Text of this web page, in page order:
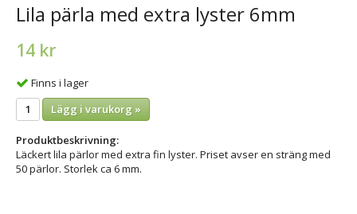
Lila pärla med extra lyster 6mm
14 kr
Finns i lager
Lägg i varukorg »
Produktbeskrivning:
Läckert lila pärlor med extra fin lyster. Priset avser en sträng med
50 pärlor. Storlek ca 6 mm.